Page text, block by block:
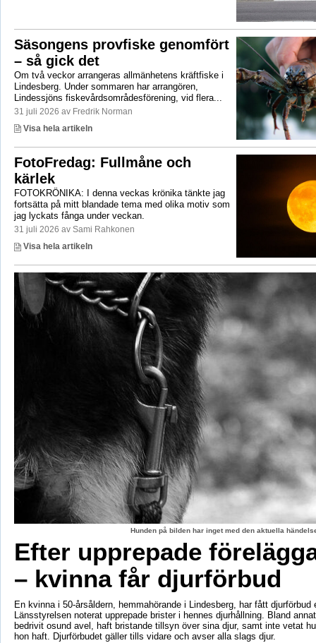
Säsongens provfiske genomfört
– så gick det
Om två veckor arrangeras allmänhetens kräftfiske i
Lindesberg. Under sommaren har arrangören,
Lindessjöns fiskevårdsområdesförening, vid flera...
31 juli 2026 av Fredrik Norman
Visa hela artikeln
FotoFredag: Fullmåne och
kärlek
FOTOKRÖNIKA: I denna veckas krönika tänkte jag
fortsätta på mitt blandade tema med olika motiv som
jag lyckats fånga under veckan.
31 juli 2026 av Sami Rahkonen
Visa hela artikeln
Hunden på bilden har inget med den aktuella
Efter upprepade
– kvinna får djurförbud
En kvinna i 50-årsåldern, hemmahörande i Lindesberg, har fått djurförbud
Länsstyrelsen noterat upprepade brister i hennes djurhållning. Bland
bedrivit osund avel, haft bristande tillsyn över sina djur, samt inte vetat
hon haft. Djurförbudet gäller tills vidare och avser alla slags djur.